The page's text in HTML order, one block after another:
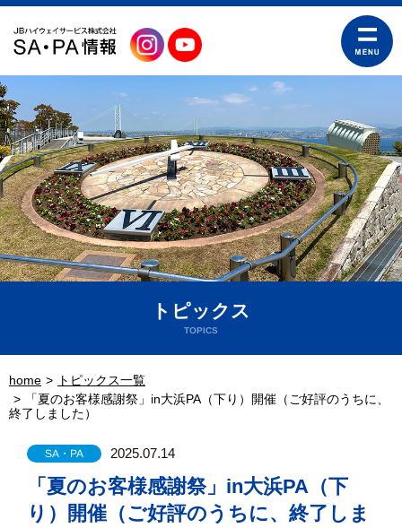
トピックス
TOPICS
home
トピックス一覧
「夏のお客様感謝祭」in大浜PA（下り）開催（ご好評のうちに、
終了しました）
SA・PA 2025.07.14
「夏のお客様感謝祭」in大浜PA（下
り）開催（ご好評のうちに、終了しま